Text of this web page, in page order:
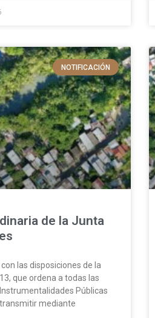
NOTIFICACIÓN
de la Junta
las disposiciones de la
que ordena a todas las
Públicas
mediante